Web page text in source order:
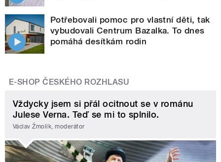
Potřebovali pomoc pro vlastní děti, tak
vybudovali Centrum Bazalka. To dnes
pomáhá desítkám rodin
E-SHOP ČESKÉHO ROZHLASU
Vždycky jsem si přál ocitnout se v románu
Julese Verna. Teď se mi to splnilo.
Václav Žmolík, moderátor